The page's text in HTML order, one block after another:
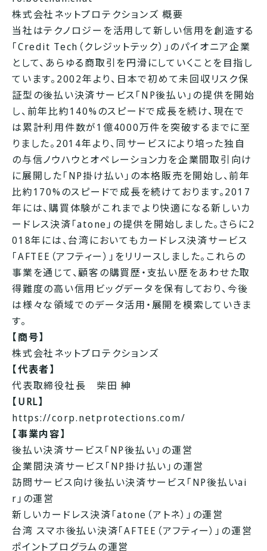
株式会社ネットプロテクションズ 概要
当社はテクノロジーを活用して新しい信用を創造する
「Credit Tech（クレジットテック）」のパイオニア企業
として、あらゆる商取引を円滑にしていくことを目指し
ています。2002年より、日本で初めて未回収リスク保
証型の後払い決済サービス「NP後払い」の提供を開始
し、前年比約140%のスピードで成長を続け、現在で
は累計利用件数が1億4000万件を突破するまでに至
りました。2014年より、同サービスにより培った独自
の与信ノウハウとオペレーション力を企業間取引向け
に展開した「NP掛け払い」の本格販売を開始し、前年
比約170%のスピードで成長を続けております。2017
年には、購買体験がこれまでより快適になる新しいカ
ードレス決済「atone」の提供を開始しました。さらに2
018年には、台湾においてもカードレス決済サービス
「AFTEE（アフティー）」をリリースしました。これらの
事業を通じて、顧客の購買歴・支払い歴をあわせた取
得難度の高い信用ビッグデータを保有しており、今後
は様々な領域でのデータ活用・展開を模索していきま
す。
【商号】
株式会社ネットプロテクションズ
【代表者】
代表取締役社長 柴田 紳
【URL】
https://corp.netprotections.com/
【事業内容】
後払い決済サービス「NP後払い」の運営
企業間決済サービス「NP掛け払い」の運営
訪問サービス向け後払い決済サービス「NP後払いai
r」の運営
新しいカードレス決済「atone（アトネ）」の運営
台湾 スマホ後払い決済「AFTEE（アフティー）」の運営
ポイントプログラムの運営